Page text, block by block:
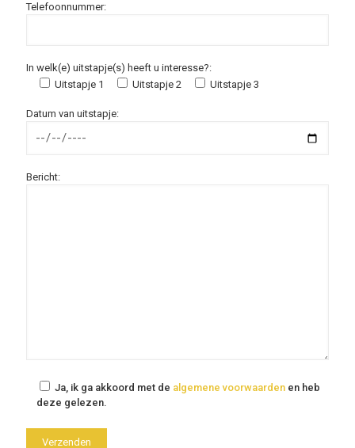
Telefoonnummer:
In welk(e) uitstapje(s) heeft u interesse?:
Uitstapje 1
Uitstapje 2 Uitstapje 3
Datum van uitstapje:
Bericht:
Ja, ik ga akkoord met de algemene voorwaarden en heb
deze gelezen.